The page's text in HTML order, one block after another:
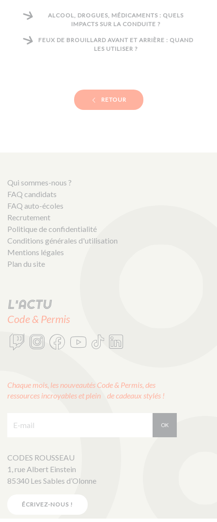
ALCOOL, DROGUES, MÉDICAMENTS : QUELS
IMPACTS SUR LA CONDUITE ?
FEUX DE BROUILLARD AVANT ET ARRIÈRE : QUAND
LES UTILISER ?
RETOUR
Qui sommes-nous ?
FAQ candidats
FAQ auto-écoles
Recrutement
Politique de confidentialité
Conditions générales d'utilisation
Mentions légales
Plan du site
L'actu
Code & Permis
Chaque mois, les nouveautés Code & Permis, des
ressources incroyables et plein de cadeaux stylés !
OK
CODES ROUSSEAU
1, rue Albert Einstein
85340 Les Sables d’Olonne
ÉCRIVEZ-NOUS !